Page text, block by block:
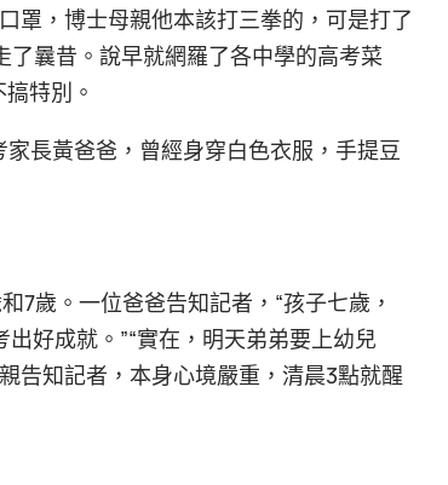
罩，博士母親他本該打三拳的，可是打了
曩昔。說早就網羅了各中學的高考菜
特別。
長黃爸爸，曾經身穿白色衣服，手提豆
7歲。一位爸爸告知記者，“孩子七歲，
好成就。”“實在，明天弟弟要上幼兒
告知記者，本身心境嚴重，清晨3點就醒